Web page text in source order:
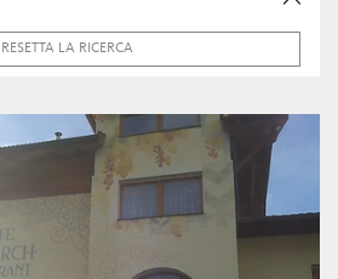
RESETTA LA RICERCA